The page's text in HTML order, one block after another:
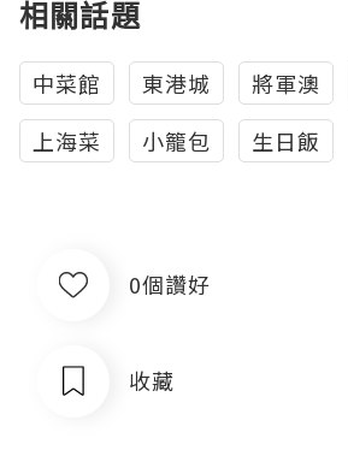
相關話題
中菜館 東港城 將軍澳
上海菜
小籠包 生日飯
0個讚好
收藏